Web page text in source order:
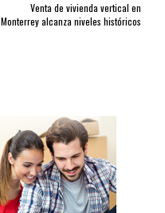
Venta de vivienda vertical en
Monterrey alcanza niveles históricos